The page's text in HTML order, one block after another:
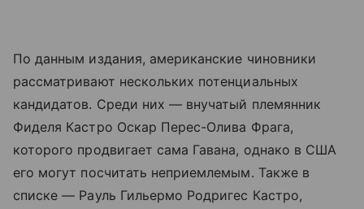
По данным издания, американские чиновники
рассматривают нескольких потенциальных
кандидатов. Среди них — внучатый племянник
Фиделя Кастро Оскар Перес-Олива Фрага,
которого продвигает сама Гавана, однако в США
его могут посчитать неприемлемым. Также в
списке — Рауль Гильермо Родригес Кастро,